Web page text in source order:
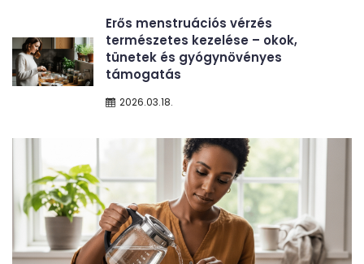
2026.03.18.
Erős menstruációs vérzés
természetes kezelése – okok,
tünetek és gyógynövényes
támogatás